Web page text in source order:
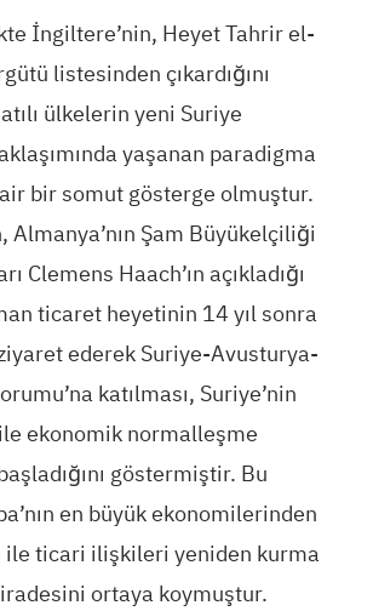
İngiltere’nin, Heyet Tahrir el-
listesinden çıkardığını
ülkelerin yeni Suriye
yaşanan paradigma
bir somut gösterge olmuştur.
Almanya’nın Şam Büyükelçiliği
Clemens Haach’ın açıkladığı
ticaret heyetinin 14 yıl sonra
ziyaret ederek Suriye-Avusturya-
katılması, Suriye’nin
ile ekonomik normalleşme
göstermiştir. Bu
en büyük ekonomilerinden
ile ticari ilişkileri yeniden kurma
ortaya koymuştur.